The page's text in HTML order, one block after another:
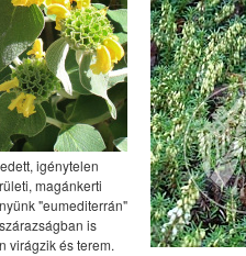
igénytelen
magánkerti
"eumediterrán"
is
virágzik és terem.